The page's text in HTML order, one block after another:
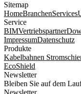
Sitemap
HomeBranchenServices
Service
BIMVertriebspartner
ImpressumDatenschutz
Produkte
Kabelbahnen
EcoShield
Newsletter
Bleiben Sie auf dem
Newsletter.